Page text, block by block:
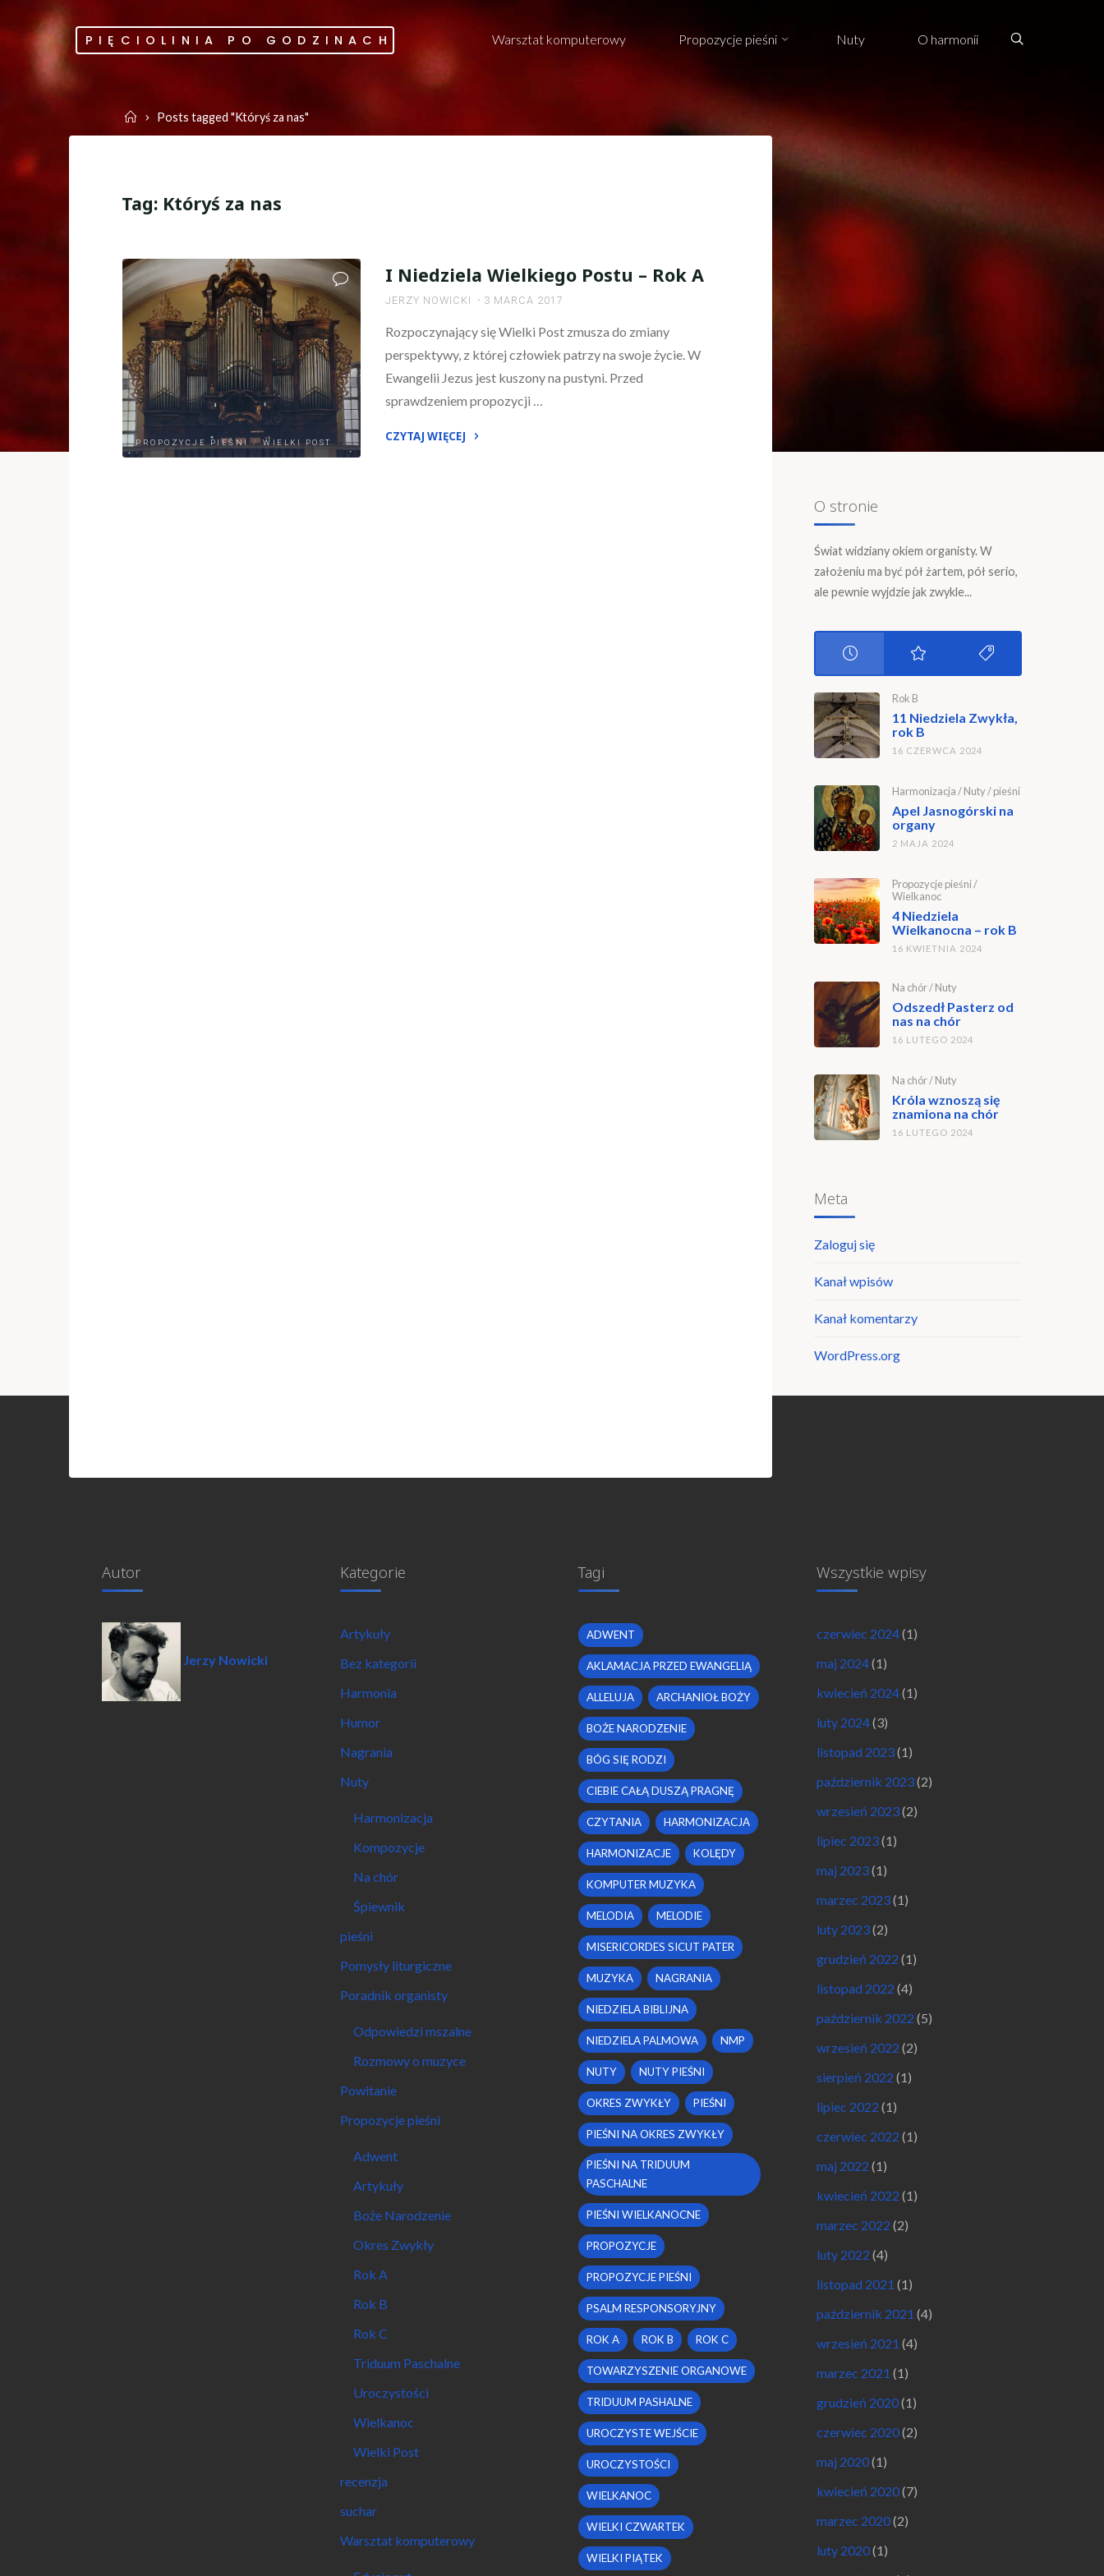
to
PIĘCIOLINIA PO GODZINACH Warsztat komputerowy Propozycje pieśni Nuty O harmonii
HomePosts tagged "Któryś za nas"
Tag: Któryś za nas
PROPOZYCJE PIEŚNI / WIELKI POST
I Niedziela Wielkiego Postu – Rok A
JERZY NOWICKI 3 MARCA 2017
Rozpoczynający się Wielki Post zmusza do zmiany
perspektywy, z której człowiek patrzy na swoje życie. W
Ewangelii Jezus jest kuszony na pustyni. Przed
sprawdzeniem propozycji …
CZYTAJ WIĘCEJ
O stronie
Świat widziany okiem organisty. W
założeniu ma być pół żartem, pół serio,
ale pewnie wyjdzie jak zwykle...
Rok B
11 Niedziela Zwykła,
rok B
16 CZERWCA 2024
Harmonizacja/Nuty/pieśni
Apel Jasnogórski na
organy
2 MAJA 2024
Propozycje pieśni/
Wielkanoc
4 Niedziela
Wielkanocna – rok B
16 KWIETNIA 2024
Na chór/Nuty
Odszedł Pasterz od
nas na chór
16 LUTEGO 2024
Na chór/Nuty
Króla wznoszą się
znamiona na chór
16 LUTEGO 2024
Meta
Zaloguj się
Kanał wpisów
Kanał komentarzy
WordPress.org
Autor
Jerzy Nowicki
Kategorie
Artykuły
Bez kategorii
Harmonia
Humor
Nagrania
Nuty
Harmonizacja
Kompozycje
Na chór
Śpiewnik
pieśni
Pomysły liturgiczne
Poradnik organisty
Odpowiedzi mszalne
Rozmowy o muzyce
Powitanie
Propozycje pieśni
Adwent
Artykuły
Boże Narodzenie
Okres Zwykły
Rok A
Rok B
Rok C
Triduum Paschalne
Uroczystości
Wielkanoc
Wielki Post
recenzja
suchar
Warsztat komputerowy
Tagi
ADWENT
AKLAMACJA PRZED EWANGELIĄ
ALLELUJA ARCHANIOŁ BOŻY
BOŻE NARODZENIE
BÓG SIĘ RODZI
CIEBIE CAŁĄ DUSZĄ PRAGNĘ
CZYTANIA HARMONIZACJA
HARMONIZACJE KOLĘDY
KOMPUTER MUZYKA
MELODIA MELODIE
MISERICORDES SICUT PATER
MUZYKA NAGRANIA
NIEDZIELA BIBLIJNA
NIEDZIELA PALMOWA NMP
NUTY NUTY PIEŚNI
OKRES ZWYKŁY PIEŚNI
PIEŚNI NA OKRES ZWYKŁY
PIEŚNI NA TRIDUUM
PASCHALNE
PIEŚNI WIELKANOCNE
PROPOZYCJE
PROPOZYCJE PIEŚNI
PSALM RESPONSORYJNY
ROK A ROK B ROK C
TOWARZYSZENIE ORGANOWE
TRIDUUM PASHALNE
UROCZYSTE WEJŚCIE
UROCZYSTOŚCI
WIELKANOC
WIELKI CZWARTEK
WIELKI PIĄTEK
Wszystkie wpisy
czerwiec 2024(1)
maj 2024(1)
kwiecień 2024(1)
luty 2024(3)
listopad 2023(1)
październik 2023(2)
wrzesień 2023(2)
lipiec 2023(1)
maj 2023(1)
marzec 2023(1)
luty 2023(2)
grudzień 2022 (1)
listopad 2022 (4)
październik 2022 (5)
wrzesień 2022 (2)
sierpień 2022 (1)
lipiec 2022 (1)
czerwiec 2022 (1)
maj 2022 (1)
kwiecień 2022 (1)
marzec 2022 (2)
luty 2022 (4)
listopad 2021 (1)
październik 2021 (4)
wrzesień 2021 (4)
marzec 2021 (1)
grudzień 2020(1)
czerwiec 2020(2)
maj 2020(1)
kwiecień 2020(7)
marzec 2020(2)
luty 2020(1)